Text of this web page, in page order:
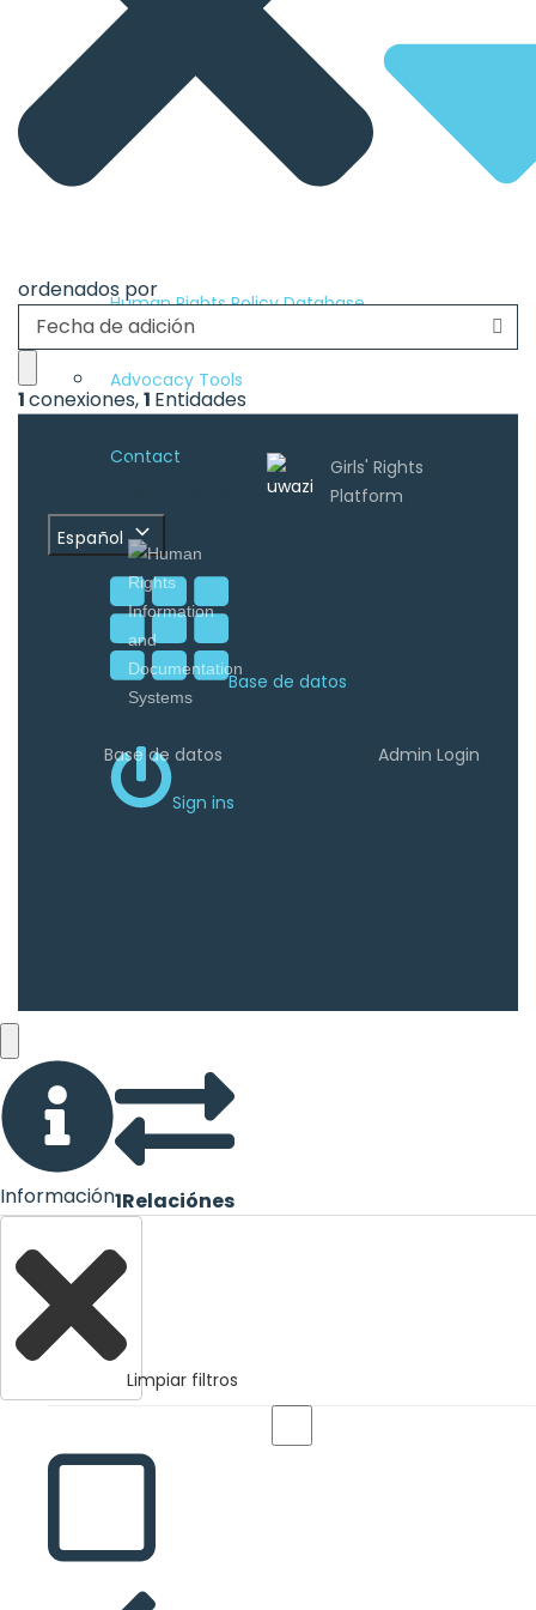
Human Rights Policy Database
Advocacy Tools
Contact
Español
Base de datos
Sign ins
ordenados por
Fecha de adición
1conexiones,1 Entidades
Uwazi es
por
Base de datos Admin Login
Información1Relaciónes
Limpiar filtros